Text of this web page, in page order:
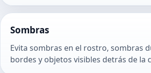
Sombras
Evita sombras en el rostro, sombras
bordes y objetos visibles detrás de la